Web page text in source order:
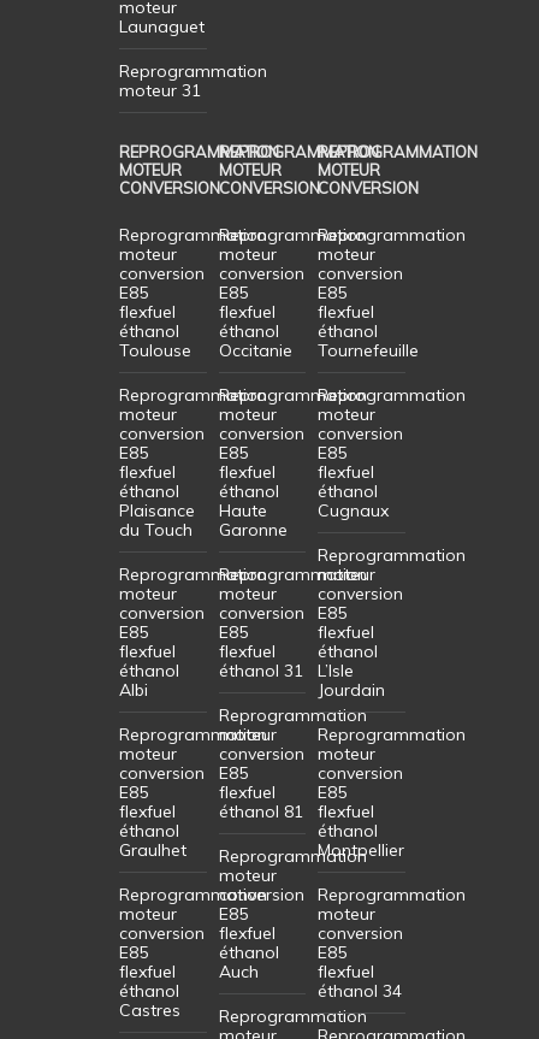
moteur
Launaguet
Reprogrammation
moteur 31
REPROGRAMMATION
MOTEUR
CONVERSION
Reprogrammation
moteur
conversion
E85
flexfuel
éthanol
Toulouse
Reprogrammation
moteur
conversion
E85
flexfuel
éthanol
Plaisance
du Touch
Reprogrammation
moteur
conversion
E85
flexfuel
éthanol
Albi
Reprogrammation
moteur
conversion
E85
flexfuel
éthanol
Graulhet
Reprogrammation
moteur
conversion
E85
flexfuel
éthanol
Castres
REPROGRAMMATION
MOTEUR
CONVERSION
Reprogrammation
moteur
conversion
E85
flexfuel
éthanol
Occitanie
Reprogrammation
moteur
conversion
E85
flexfuel
éthanol
Haute
Garonne
Reprogrammation
moteur
conversion
E85
flexfuel
éthanol 31
Reprogrammation
moteur
conversion
E85
flexfuel
éthanol 81
Reprogrammation
moteur
conversion
E85
flexfuel
éthanol
Auch
Reprogrammation
REPROGRAMMATION
MOTEUR
CONVERSION
Reprogrammation
moteur
conversion
E85
flexfuel
éthanol
Tournefeuille
Reprogrammation
moteur
conversion
E85
flexfuel
éthanol
Cugnaux
Reprogrammation
moteur
conversion
E85
flexfuel
éthanol
L’Isle
Jourdain
Reprogrammation
moteur
conversion
E85
flexfuel
éthanol
Montpellier
Reprogrammation
moteur
conversion
E85
flexfuel
éthanol 34